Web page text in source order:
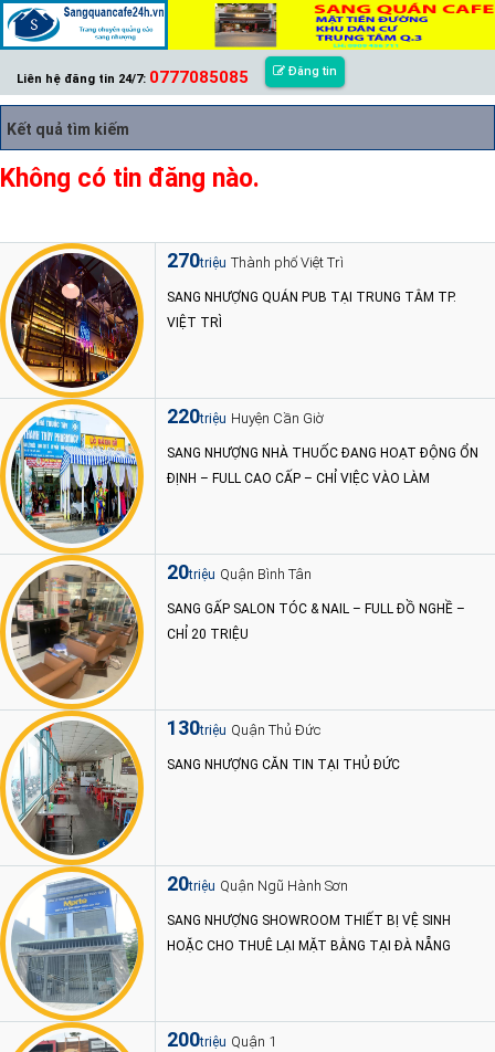
Liên hệ đăng tin 24/7: 0777085085 Đăng tin
Kết quả tìm kiếm
Không có tin đăng nào.
270triệu Thành phố Việt Trì
SANG NHƯỢNG QUÁN PUB TẠI TRUNG TÂM TP.
VIỆT TRÌ
220triệu Huyện Cần Giờ
SANG NHƯỢNG NHÀ THUỐC ĐANG HOẠT ĐỘNG ỔN
ĐỊNH – FULL CAO CẤP – CHỈ VIỆC VÀO LÀM
20triệu Quận Bình Tân
SANG GẤP SALON TÓC & NAIL – FULL ĐỒ NGHỀ –
CHỈ 20 TRIỆU
130triệu Quận Thủ Đức
SANG NHƯỢNG CĂN TIN TẠI THỦ ĐỨC
20triệu Quận Ngũ Hành Sơn
SANG NHƯỢNG SHOWROOM THIẾT BỊ VỆ SINH
HOẶC CHO THUÊ LẠI MẶT BẰNG TẠI ĐÀ NẴNG
200triệu Quận 1